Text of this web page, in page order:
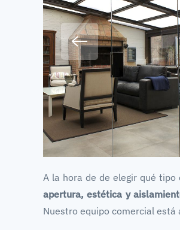
A la hora de de elegir qué
apertura, estética y
Nuestro equipo comercial